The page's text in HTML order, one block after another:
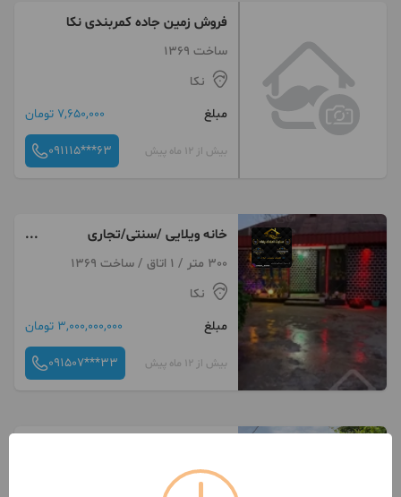
فروش زمین جاده کمربندی نکا
ساخت 1369
نکا
مبلغ
7,650,000 تومان
بیش از 12 ماه پیش 091115***63
خانه ویلایی /سنتی/تجاری
مسکونی300 متر / 1 اتاق / ساخت 1369
نکا
مبلغ
3,000,000,000 تومان
بیش از 12 ماه پیش 091507***33
300 متر / 2 اتاق